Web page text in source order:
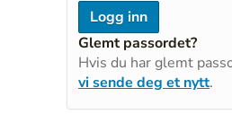
Glemt passordet?
Hvis du har glemt
vi sende deg et nytt.